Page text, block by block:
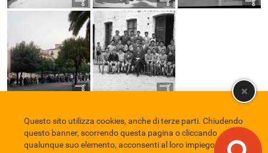
Comune di Eboli Servizio Bibliotecario Nazionale
Privacy policy
Credits
Questo sito utilizza cookies, anche di terze parti. Chiudendo
questo banner, scorrendo questa pagina o cliccando
qualunque suo elemento, acconsenti al loro impiego in